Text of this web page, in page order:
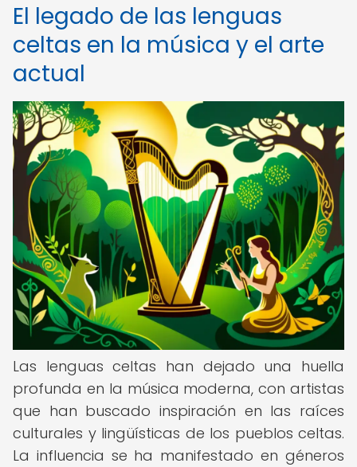
El legado de las lenguas
celtas en la música y el arte
actual
Las lenguas celtas han dejado una huella
profunda en la música moderna, con artistas
que han buscado inspiración en las raíces
culturales y lingüísticas de los pueblos celtas.
La influencia se ha manifestado en géneros